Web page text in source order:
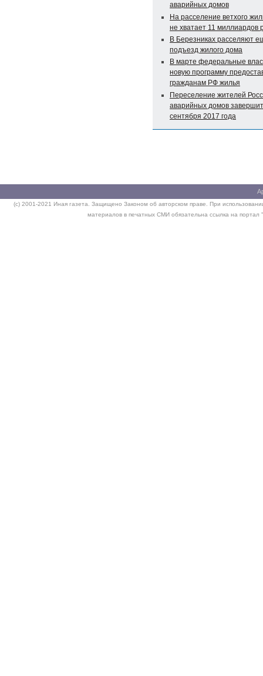
аварийных домов
На расселение ветхого
не хватает 11 миллиардов
В Березниках расселяют
подъезд жилого дома
В марте федеральные
новую программу
гражданам РФ жилья
Переселение жителей
аварийных домов
сентября 2017 года
(c) 2001-2021 Иная газета. Защищено Законом об авторском праве. При
материалов в печатных СМИ обязательна ссылка на